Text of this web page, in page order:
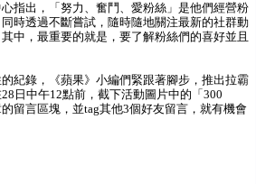
指出，「努力、奮鬥、愛粉絲」是他們經營粉
時透過不斷嘗試，隨時隨地關注最新的社群動
中，最重要的就是，要了解粉絲們的喜好並且
紀錄，《蘋果》小編們緊跟著腳步，推出拉霸
日中午12點前，截下活動圖片中的「300
留言區塊，並tag其他3個好友留言，就有機會